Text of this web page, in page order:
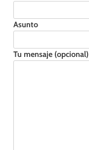
Asunto
Tu mensaje (opcional)